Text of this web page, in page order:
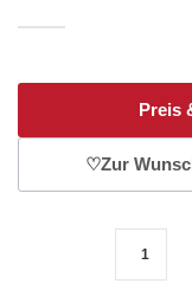
Preis
♡Zur
1/4 Oz